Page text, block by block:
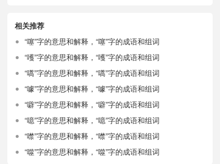
相关推荐
“噻”字的意思和解释，“噻”字的成语和组词
“嚄”字的意思和解释，“嚄”字的成语和组词
“嚆”字的意思和解释，“嚆”字的成语和组词
“噱”字的意思和解释，“噱”字的成语和组词
“噼”字的意思和解释，“噼”字的成语和组词
“噫”字的意思和解释，“噫”字的成语和组词
“噤”字的意思和解释，“噤”字的成语和组词
“噬”字的意思和解释，“噬”字的成语和组词